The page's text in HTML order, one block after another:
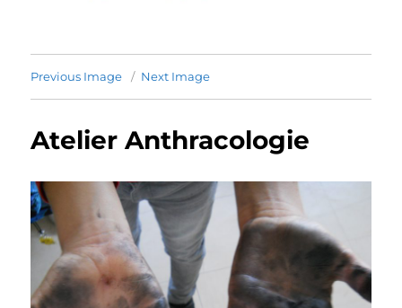
Previous Image Next Image
Atelier Anthracologie